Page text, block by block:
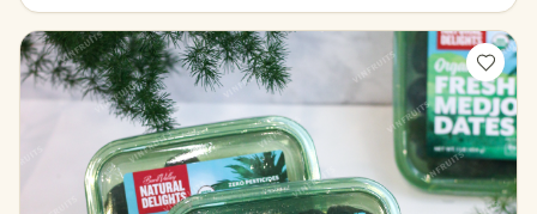
từ
145,000₫
đến
580,000₫